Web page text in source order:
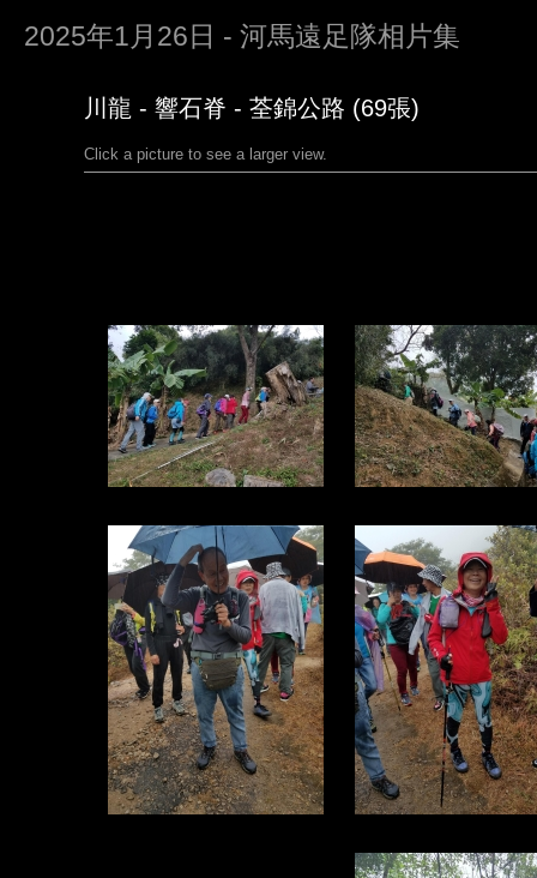
2025年1月26日 - 河馬遠足隊相片集
川龍 - 響石脊 - 荃錦公路 (69張)
Click a picture to see a larger view.